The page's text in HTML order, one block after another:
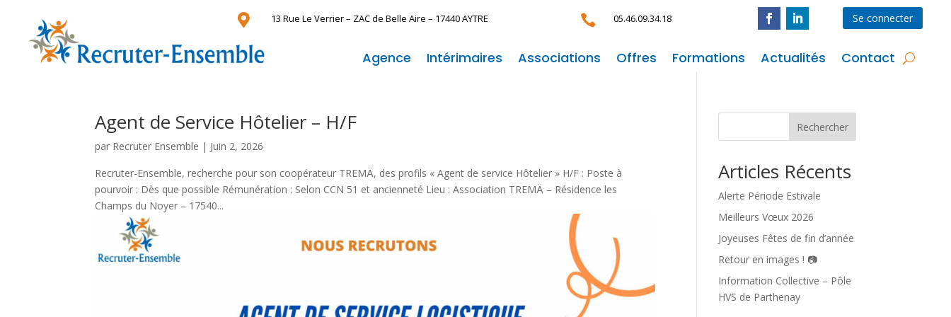
 13 Rue Le Verrier – ZAC de Belle Aire – 17440 AYTRE  05.46.09.34.18 Se connecter
Agence Intérimaires Associations Offres Formations Actualités Contact
Agent de Service Hôtelier – H/F
par Recruter Ensemble | Juin 2, 2026
Recruter-Ensemble, recherche pour son coopérateur TREMÄ, des profils « Agent de service Hôtelier » H/F : Poste à
pourvoir : Dès que possible Rémunération : Selon CCN 51 et ancienneté Lieu : Association TREMÄ – Résidence les
Champs du Noyer – 17540...
Rechercher
Articles Récents
Alerte Période Estivale
Meilleurs Vœux 2026
Joyeuses Fêtes de fin d’année
Retour en images ! 📷
Information Collective – Pôle
HVS de Parthenay